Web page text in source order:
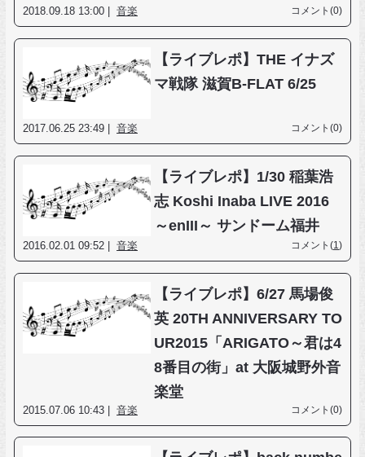
2018.09.18 13:00 | 音楽 コメント(0)
【ライブレポ】THE イナズ
マ戦隊 滋賀B-FLAT 6/25
2017.06.25 23:49 | 音楽 コメント(0)
【ライブレポ】1/30 稲葉浩
志 Koshi Inaba LIVE 2016
～enIII～ サンドーム福井
2016.02.01 09:52 | 音楽 コメント(1)
【ライブレポ】6/27 馬場俊
英 20TH ANNIVERSARY TO
UR2015「ARIGATO～君は4
8番目の街」at 大阪城野外音
楽堂
2015.07.06 10:43 | 音楽 コメント(0)